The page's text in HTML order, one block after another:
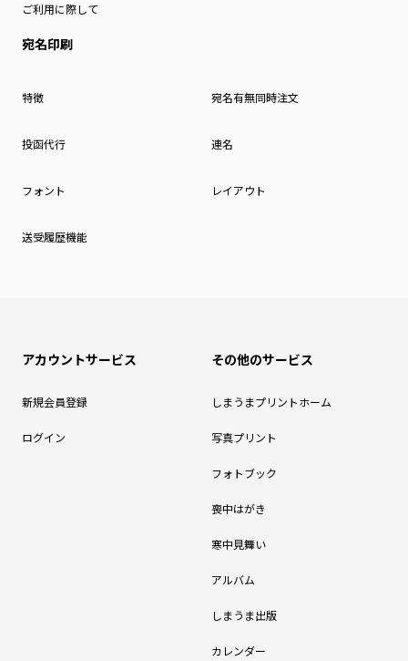
ご利用に際して
宛名印刷
特徴 宛名有無同時注文
投函代行 連名
フォント レイアウト
送受履歴機能
アカウントサービス
新規会員登録
ログイン
その他のサービス
しまうまプリントホーム
写真プリント
フォトブック
喪中はがき
寒中見舞い
アルバム
しまうま出版
カレンダー